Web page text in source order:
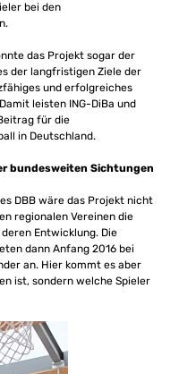
bei den
das Projekt sogar der
der langfristigen Ziele der
und erfolgreiches
leisten ING-DiBa und
für die
in Deutschland.
bundesweiten Sichtungen
DBB wäre das Projekt nicht
regionalen Vereinen die
Entwicklung. Die
dann Anfang 2016 bei
an. Hier kommt es aber
ist, sondern welche Spieler